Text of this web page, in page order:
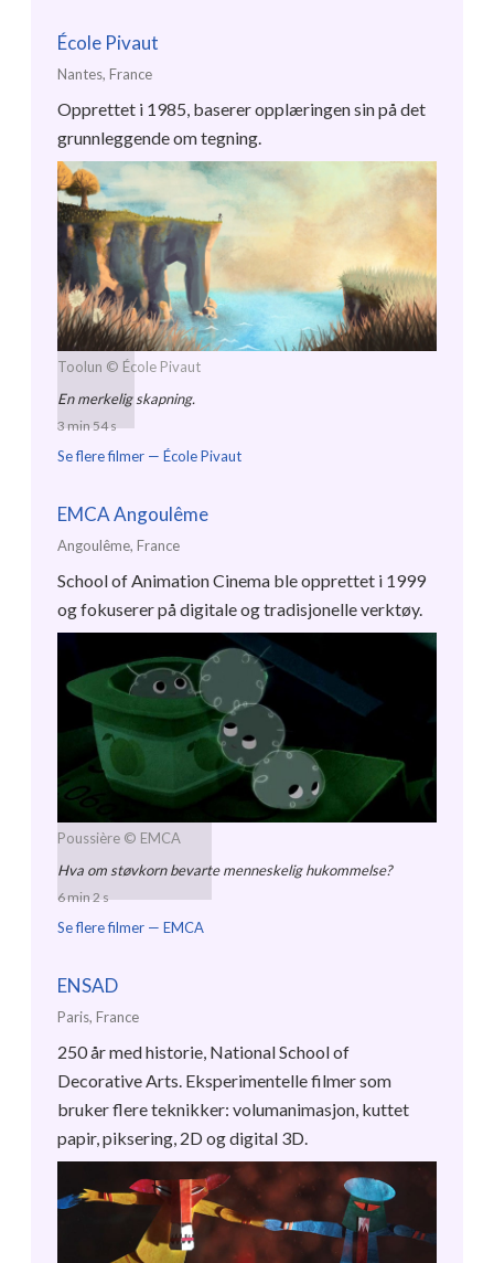
École Pivaut
Nantes, France
Opprettet i 1985, baserer opplæringen sin på det
grunnleggende om tegning.
Toolun © École Pivaut
En merkelig skapning.
3 min 54 s
Se flere filmer — École Pivaut
EMCA Angoulême
Angoulême, France
School of Animation Cinema ble opprettet i 1999
og fokuserer på digitale og tradisjonelle verktøy.
Poussière © EMCA
Hva om støvkorn bevarte menneskelig hukommelse?
6 min 2 s
Se flere filmer — EMCA
ENSAD
Paris, France
250 år med historie, National School of
Decorative Arts. Eksperimentelle filmer som
bruker flere teknikker: volumanimasjon, kuttet
papir, piksering, 2D og digital 3D.